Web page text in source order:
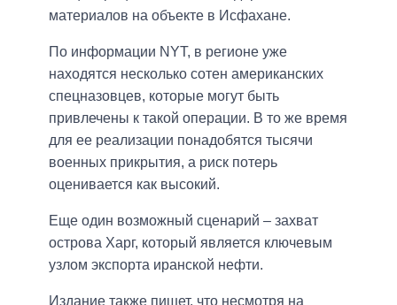
материалов на объекте в Исфахане.
По информации NYT, в регионе уже
находятся несколько сотен американских
спецназовцев, которые могут быть
привлечены к такой операции. В то же время
для ее реализации понадобятся тысячи
военных прикрытия, а риск потерь
оценивается как высокий.
Еще один возможный сценарий – захват
острова Харг, который является ключевым
узлом экспорта иранской нефти.
Издание также пишет, что несмотря на